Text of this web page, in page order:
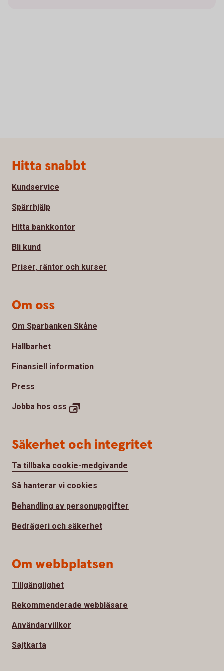
Sidfot
Hitta snabbt
Kundservice
Spärrhjälp
Hitta bankkontor
Bli kund
Priser, räntor och kurser
Om oss
Om Sparbanken Skåne
Hållbarhet
Finansiell information
Press
Jobba hos oss
Säkerhet och integritet
Ta tillbaka cookie-medgivande
Så hanterar vi cookies
Behandling av personuppgifter
Bedrägeri och säkerhet
Om webbplatsen
Tillgänglighet
Rekommenderade webbläsare
Användarvillkor
Sajtkarta